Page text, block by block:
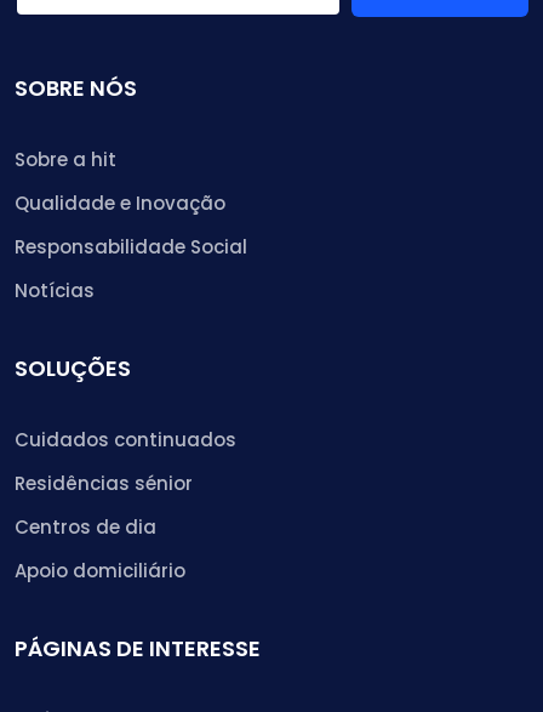
SOBRE NÓS
Sobre a hit
Qualidade e Inovação
Responsabilidade Social
Notícias
SOLUÇÕES
Cuidados continuados
Residências sénior
Centros de dia
Apoio domiciliário
PÁGINAS DE INTERESSE